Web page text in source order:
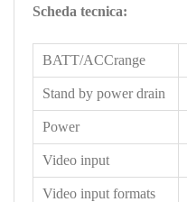
Scheda tecnica:
BATT/ACCrange
Stand by power drain
Power
Video input
Video input formats